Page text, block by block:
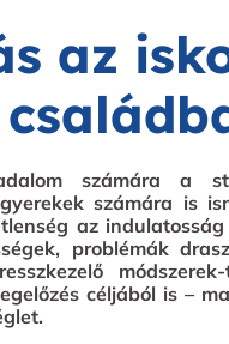
az
számára a
számára is
az
problémák
céljából is –